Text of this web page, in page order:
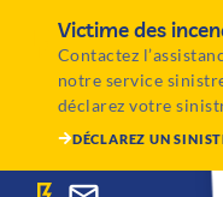
Victime des
Contactez
notre service
déclarez votre
DÉCLAREZ UN